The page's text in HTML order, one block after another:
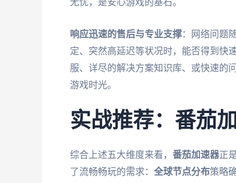
无忧，是安心游戏的基石。
响应迅速的售后与专业支撑：网络问题
定、突然高延迟等状况时，能否得到快
服、详尽的解决方案知识库、或快速的
游戏时光。
实战推荐：番茄
综合上述五大维度来看， 番茄加速器正
了流畅畅玩的需求： 全球节点分布策略